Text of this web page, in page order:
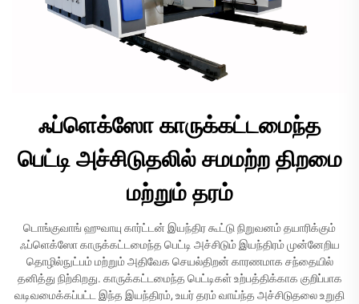
ஃப்ளெக்ஸோ காருக்கட்டமைந்த
பெட்டி அச்சிடுதலில் சமமற்ற திறமை
மற்றும் தரம்
டொங்குவாங் ஹுவாயு கார்ட்டன் இயந்திர கூட்டு நிறுவனம் தயாரிக்கும்
ஃப்ளெக்ஸோ காருக்கட்டமைந்த பெட்டி அச்சிடும் இயந்திரம் முன்னேறிய
தொழில்நுட்பம் மற்றும் அதிவேக செயல்திறன் காரணமாக சந்தையில்
தனித்து நிற்கிறது. காருக்கட்டமைந்த பெட்டிகள் உற்பத்திக்காக குறிப்பாக
வடிவமைக்கப்பட்ட இந்த இயந்திரம், உயர் தரம் வாய்ந்த அச்சிடுதலை உறுதி